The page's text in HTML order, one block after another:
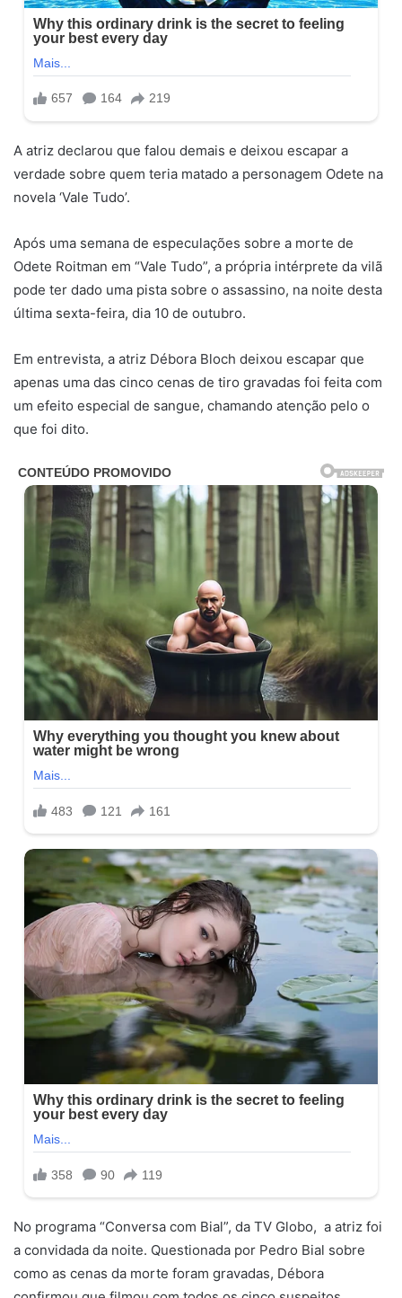
A atriz declarou que falou demais e deixou escapar a
verdade sobre quem teria matado a personagem Odete na
novela ‘Vale Tudo’.
Após uma semana de especulações sobre a morte de
Odete Roitman em “Vale Tudo”, a própria intérprete da vilã
pode ter dado uma pista sobre o assassino, na noite desta
última sexta-feira, dia 10 de outubro.
Em entrevista, a atriz Débora Bloch deixou escapar que
apenas uma das cinco cenas de tiro gravadas foi feita com
um efeito especial de sangue, chamando atenção pelo o
que foi dito.
No programa “Conversa com Bial”, da TV Globo, a atriz foi
a convidada da noite. Questionada por Pedro Bial sobre
como as cenas da morte foram gravadas, Débora